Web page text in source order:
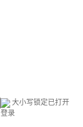
大小写锁定已打开
登录